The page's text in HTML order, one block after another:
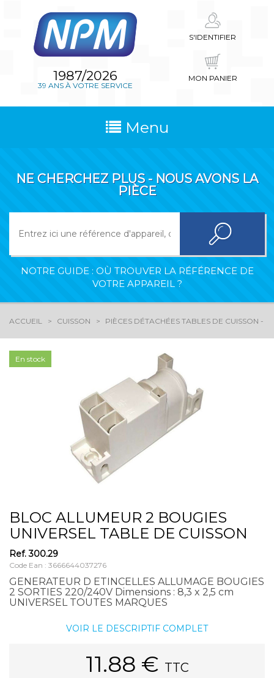
1987/2026
39 ANS À VOTRE SERVICE
S'IDENTIFIER
MON PANIER
Menu
NE CHERCHEZ PLUS - NOUS AVONS LA
PIÈCE
NOTRE GUIDE : OÙ TROUVER LA RÉFÉRENCE DE
VOTRE APPAREIL ?
ACCUEIL CUISSON PIÈCES DÉTACHÉES TABLES DE CUISSON -
En stock
BLOC ALLUMEUR 2 BOUGIES
UNIVERSEL TABLE DE CUISSON
Ref.300.29
Code Ean : 3666644037276
GENERATEUR D ETINCELLES ALLUMAGE BOUGIES
2 SORTIES 220/240V Dimensions : 8,3 x 2,5 cm
UNIVERSEL TOUTES MARQUES
VOIR LE DESCRIPTIF COMPLET
11.88 € TTC